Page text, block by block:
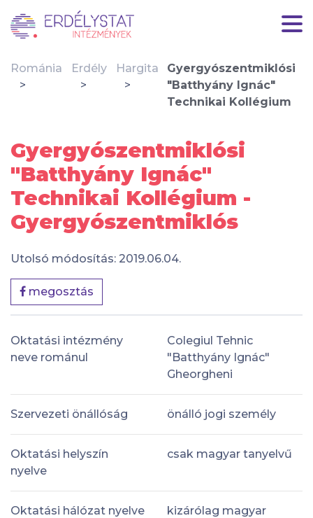
Románia Erdély Hargita
Gyergyószentmiklósi
"Batthyány Ignác"
Technikai Kollégium
Gyergyószentmiklósi
"Batthyány Ignác"
Technikai Kollégium -
Gyergyószentmiklós
Utolsó módosítás: 2019.06.04.
megosztás
Oktatási intézmény
neve románul
Colegiul Tehnic
"Batthyány Ignác"
Gheorgheni
Szervezeti önállóság önálló jogi személy
Oktatási helyszín
nyelve
csak magyar tanyelvű
Oktatási hálózat nyelve
kizárólag magyar